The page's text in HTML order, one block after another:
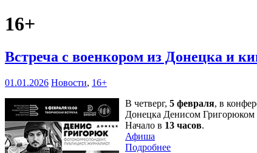
16+
Встреча с военкором из Донецка и
01.01.2026 Новости, 16+
В четверг, 5 февраля, в
Донецка Денисом
Начало в 13 часов.
Афиша
Подробнее